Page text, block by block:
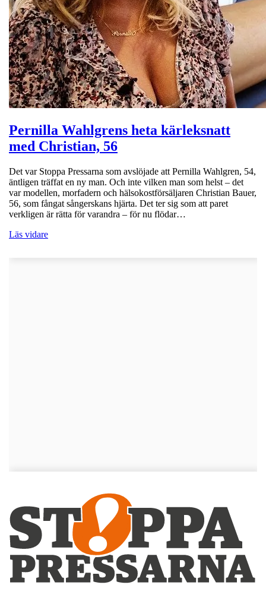
Pernilla Wahlgrens heta kärleksnatt
med Christian, 56
Det var Stoppa Pressarna som avslöjade att Pernilla Wahlgren, 54,
äntligen träffat en ny man. Och inte vilken man som helst – det
var modellen, morfadern och hälsokostförsäljaren Christian Bauer,
56, som fångat sångerskans hjärta. Det ter sig som att paret
verkligen är rätta för varandra – för nu flödar…
Läs vidare